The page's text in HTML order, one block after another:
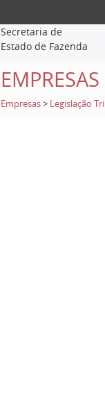
Secretaria de
Estado de Fazenda
EMPRESAS
Empresas > Legislação